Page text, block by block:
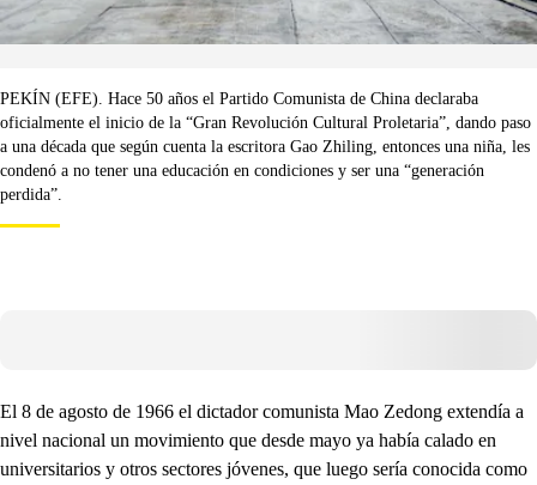
PEKÍN (EFE). Hace 50 años el Partido Comunista de China declaraba
oficialmente el inicio de la “Gran Revolución Cultural Proletaria”, dando paso
a una década que según cuenta la escritora Gao Zhiling, entonces una niña, les
condenó a no tener una educación en condiciones y ser una “generación
perdida”.
El 8 de agosto de 1966 el dictador comunista Mao Zedong extendía a
nivel nacional un movimiento que desde mayo ya había calado en
universitarios y otros sectores jóvenes, que luego sería conocida como